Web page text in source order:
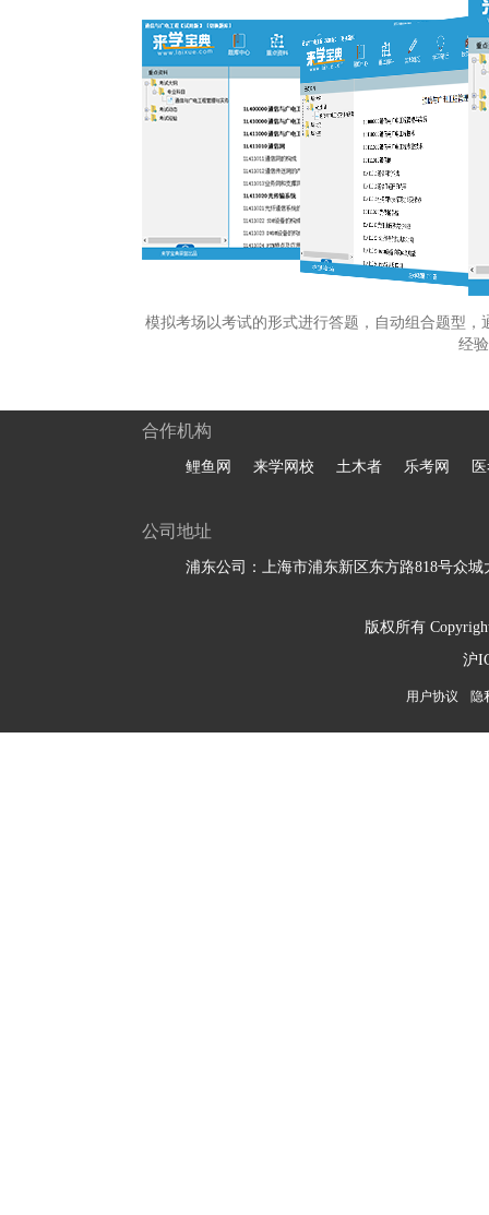
模拟考场以考试的形式进行答题，自动组合题型
经
合作机构
鲤鱼网 来学网校 土木者 乐考网
公司地址
浦东公司：上海市浦东新区东方路818号众城
版权所有
沪
用户协议 隐